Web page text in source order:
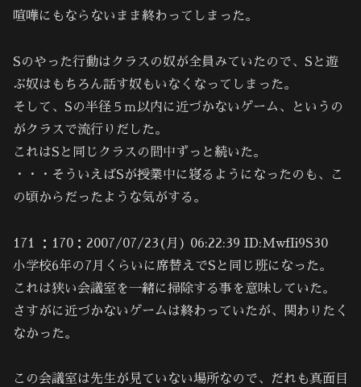
喧嘩にもならないまま終わってしまった。
Sのやった行動はクラスの奴が全員みていたので、Sと遊
ぶ奴はもちろん話す奴もいなくなってしまった。
そして、Sの半径５ｍ以内に近づかないゲーム、というの
がクラスで流行りだした。
これはSと同じクラスの間中ずっと続いた。
・・・そういえばSが授業中に寝るようになったのも、こ
の頃からだったような気がする。
171 ：170：2007/07/23(月) 06:22:39 ID:MwfIi9S30
小学校6年の7月くらいに席替えでSと同じ班になった。
これは狭い会議室を一緒に掃除する事を意味していた。
さすがに近づかないゲームは終わっていたが、関わりたく
なかった。
この会議室は先生が見ていない場所なので、だれも真面目